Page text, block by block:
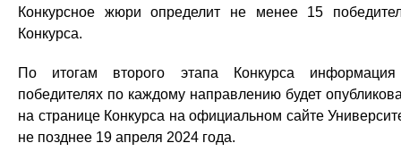
Конкурсное жюри определит не менее 15
Конкурса.
По итогам второго этапа Конкурса
победителях по каждому направлению будет
на странице Конкурса на официальном сайте
не позднее 19 апреля 2024 года.